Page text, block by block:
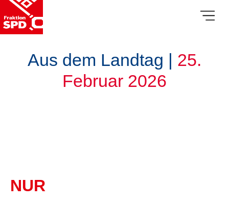
Aus dem Landtag | 25.
Februar 2026
NUR